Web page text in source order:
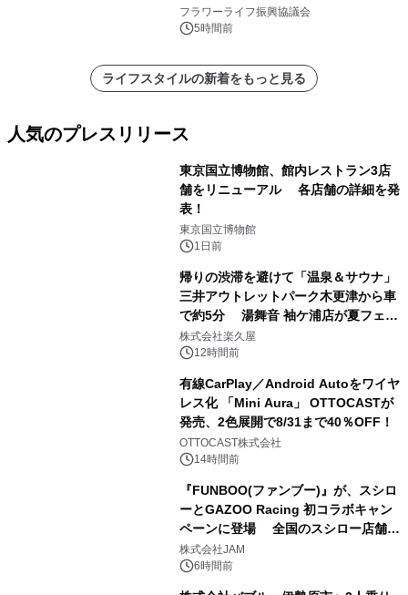
フラワーライフ振興協議会
5時間前
ライフスタイルの新着をもっと見る
人気のプレスリリース
東京国立博物館、館内レストラン3店
舗をリニューアル 各店舗の詳細を発
表！
東京国立博物館
1日前
帰りの渋滞を避けて「温泉＆サウナ」
三井アウトレットパーク木更津から車
で約5分 湯舞音 袖ケ浦店が夏フェア
メニューを提供
株式会社楽久屋
12時間前
有線CarPlay／Android Autoをワイヤ
レス化 「Mini Aura」 OTTOCASTが
発売、2色展開で8/31まで40％OFF！
OTTOCAST株式会社
14時間前
『FUNBOO(ファンブー)』が、スシロ
ーとGAZOO Racing 初コラボキャン
ペーンに登場 全国のスシロー店舗で
GR 4車種の FUNBOO(ミニカー)付き
メニューが展開されます
株式会社JAM
6時間前